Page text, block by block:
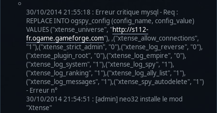
30/10/2014 21:55:18 : Erreur critique mysql - Req :
REPLACE INTO ogspy_config (config_name, config_value)
VALUES ("xtense_universe", "http://s112-
fr.ogame.gameforge.com"), ,("xtense_allow_connections",
"1"),("xtense_strict_admin", "0"),("xtense_log_reverse", "0"),
("xtense_plugin_root", "0"),("xtense_log_empire", "0"),
("xtense_log_system", "1"),("xtense_log_spy", "1"),
("xtense_log_ranking", "1"),("xtense_log_ally_list", "1"),
("xtense_log_messages", "1"),("xtense_spy_autodelete", "1")
- Erreur n°
30/10/2014 21:54:51 : [admin] neo32 installe le mod
"Xtense"